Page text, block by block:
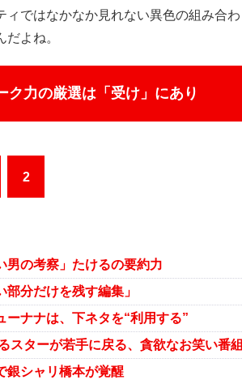
ではなかなか見れない異色の組み合わ
よね。
ク力の厳選は「受け」にあり
2
男の考察」たけるの要約力
分だけを残す編集」
ナナは、下ネタを“利用する”
スターが若手に戻る、貪欲なお笑い番組
銀シャリ橋本が覚醒